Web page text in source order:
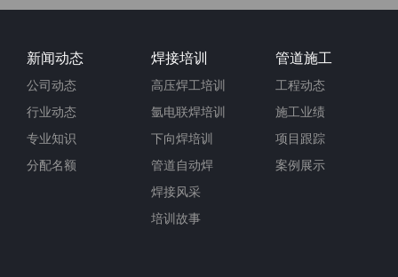
新闻动态
公司动态
行业动态
专业知识
分配名额
焊接培训
高压焊工培训
氩电联焊培训
下向焊培训
管道自动焊
焊接风采
培训故事
管道施工
工程动态
施工业绩
项目跟踪
案例展示